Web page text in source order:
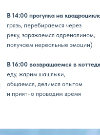
В 14:00 прогулка на
грязь, перебираемся через
реку, заряжаемся адреналином,
получаем нереальные эмоции)
В 16:00 возвращаемся в
еду, жарим шашлыки,
общаемся, делимся опытом
и приятно проводим время